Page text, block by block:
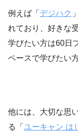
例え ば「 デジハク
れており、好きな
学びたい方は60日
ペースで学びたい
他には、大切な思
る「 ユーキャン は